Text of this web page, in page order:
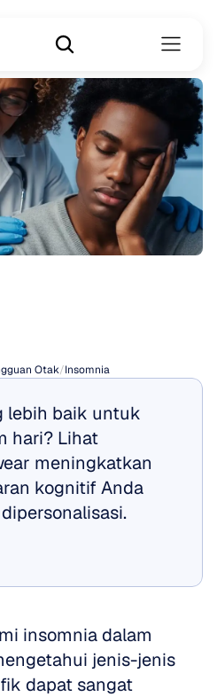
Otak/Insomnia
lebih baik untuk
hari? Lihat
meningkatkan
kognitif Anda
insomnia dalam
jenis-jenis
dapat sangat